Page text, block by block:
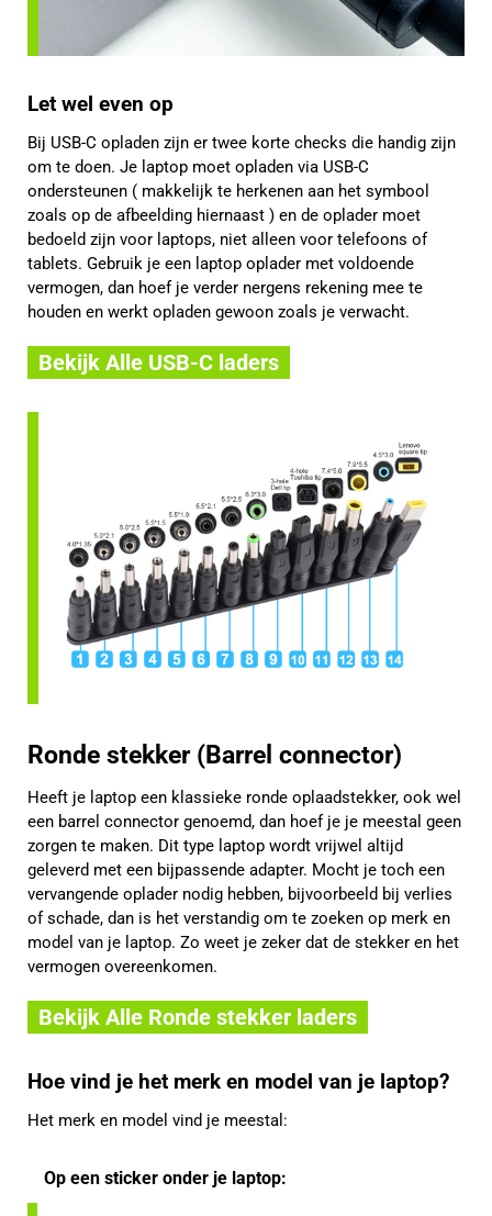
Let wel even op
Bij USB-C opladen zijn er twee korte checks die handig zijn
om te doen. Je laptop moet opladen via USB-C
ondersteunen ( makkelijk te herkenen aan het symbool
zoals op de afbeelding hiernaast ) en de oplader moet
bedoeld zijn voor laptops, niet alleen voor telefoons of
tablets. Gebruik je een laptop oplader met voldoende
vermogen, dan hoef je verder nergens rekening mee te
houden en werkt opladen gewoon zoals je verwacht.
Bekijk Alle USB-C laders
Ronde stekker (Barrel connector)
Heeft je laptop een klassieke ronde oplaadstekker, ook wel
een barrel connector genoemd, dan hoef je je meestal geen
zorgen te maken. Dit type laptop wordt vrijwel altijd
geleverd met een bijpassende adapter. Mocht je toch een
vervangende oplader nodig hebben, bijvoorbeeld bij verlies
of schade, dan is het verstandig om te zoeken op merk en
model van je laptop. Zo weet je zeker dat de stekker en het
vermogen overeenkomen.
Bekijk Alle Ronde stekker laders
Hoe vind je het merk en model van je laptop?
Het merk en model vind je meestal:
Op een sticker onder je laptop: